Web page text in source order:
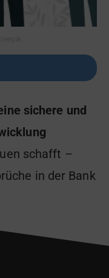
sichere und
schafft –
in der Bank